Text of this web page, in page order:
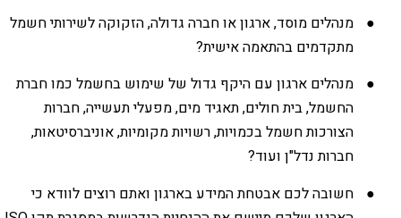
מנהלים מוסד, ארגון או חברה גדולה, הזקוקה לשירותי חשמל
מתקדמים בהתאמה אישית?
מנהלים ארגון עם היקף גדול של שימוש בחשמל כמו חברת
החשמל, בית חולים, תאגיד מים, מפעלי תעשייה, חברות
הצורכות חשמל בכמויות, רשויות מקומיות, אוניברסיטאות,
חברות נדל"ן ועוד?
חשובה לכם אבטחת המידע בארגון ואתם רוצים לוודא כי